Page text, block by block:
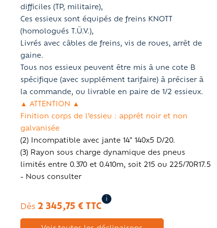
difficiles (TP, militaire),
Ces essieux sont équipés de freins KNOTT
(homologués T.Ü.V.),
Livrés avec câbles de freins, vis de roues, arrêt de
gaine.
Tous nos essieux peuvent être mis à une cote B
spécifique (avec supplément tarifaire) à préciser à
la commande, ou livrable en paire de 1/2 essieux.
▲ ATTENTION ▲
Finition corps de l’essieu : apprêt noir et non
galvanisée
(2) Incompatible avec jante 14" 140x5 D/20.
(3) Rayon sous charge dynamique des pneus
limités entre 0.370 et 0.410m, soit 215 ou 225/70R17.5
- Nous consulter
Dès 2 345,75 € TTC
i